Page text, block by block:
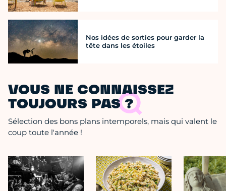
Nos idées de sorties pour garder la
tête dans les étoiles
VOUS NE CONNAISSEZ
TOUJOURS PAS ?
Sélection des bons plans intemporels, mais qui valent le
coup toute l'année !